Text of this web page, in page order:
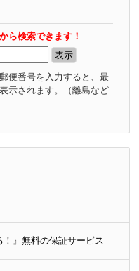
ら検索できます！
便番号を入力すると、最
示されます。
（離島など
！』無料の保証サービス